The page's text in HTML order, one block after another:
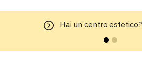
Hai un centro estetico?